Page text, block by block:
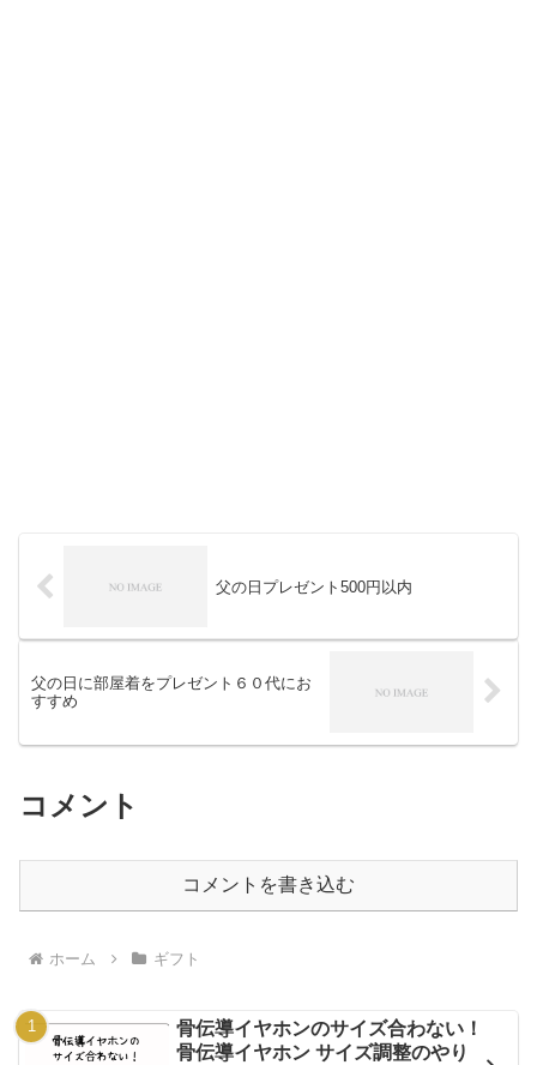
父の日プレゼント500円以内
父の日に部屋着をプレゼント６０代にお
すすめ
コメント
コメントを書き込む
ホーム ギフト
骨伝導イヤホンのサイズ合わない！
骨伝導イヤホン サイズ調整のやり